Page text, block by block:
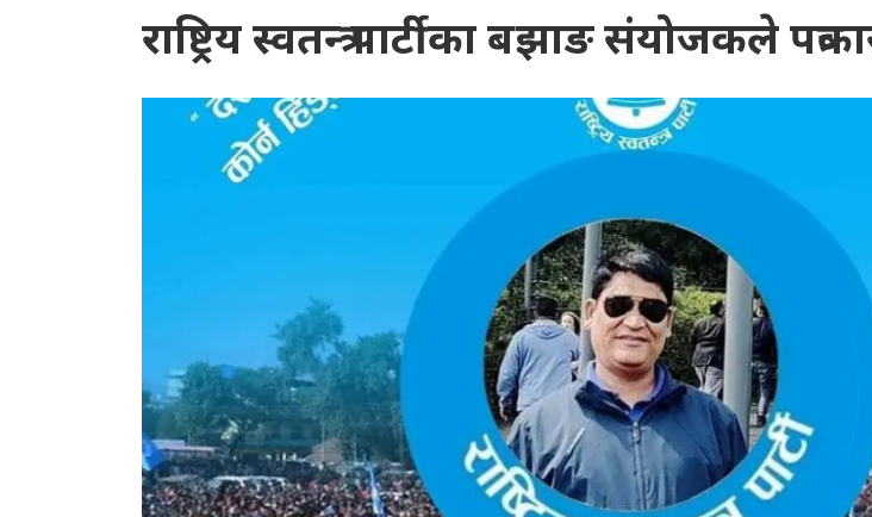
राष्ट्रिय स्वतन्त्र पार्टीका बझाङ संयोजकले